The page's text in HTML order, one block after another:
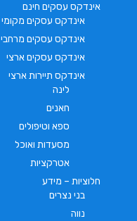
אינדקס עסקים חינם
אינדקס עסקים מקומי
אינדקס עסקים מרחבי
אינדקס עסקים ארצי
אינדקס תיירות ארצי
לינה
חאנים
ספא וטיפולים
מסעדות ואוכל
אטרקציות
חלוציות – מידע
בני נצרים
נווה